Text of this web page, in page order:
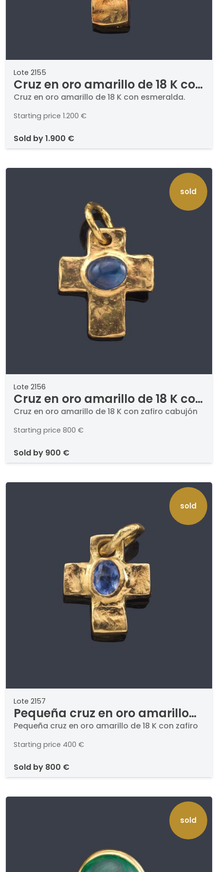
Lote 2155
Cruz en oro amarillo de 18 K con
esmeralda
Cruz en oro amarillo de 18 K con esmeralda.
Starting price 1.200 €
sold by1.900 €
sold
Lote 2156
Cruz en oro amarillo de 18 K con
zafiro cabujón
Cruz en oro amarillo de 18 K con zafiro cabujón
Starting price 800 €
sold by 900 €
sold
Lote 2157
Pequeña cruz en oro amarillo
de 18 K con zafiro
Pequeña cruz en oro amarillo de 18 K con zafiro
Starting price 400 €
sold by 800 €
sold